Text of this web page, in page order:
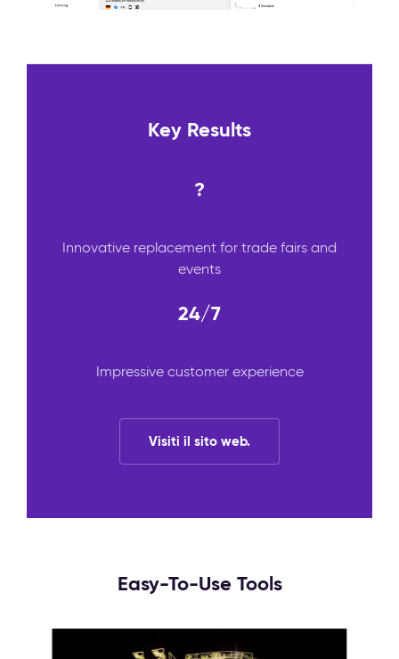
Key Results
?
Innovative replacement for trade fairs and
events
24/7
Impressive customer experience
Visiti il sito web.
Easy-To-Use Tools